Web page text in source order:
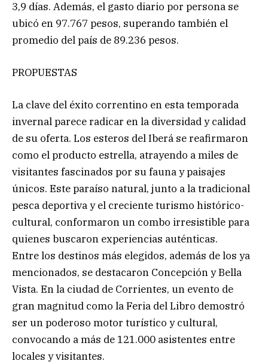
3,9 días. Además, el gasto diario por persona se
ubicó en 97.767 pesos, superando también el
promedio del país de 89.236 pesos.
PROPUESTAS
La clave del éxito correntino en esta temporada
invernal parece radicar en la diversidad y calidad
de su oferta. Los esteros del Iberá se reafirmaron
como el producto estrella, atrayendo a miles de
visitantes fascinados por su fauna y paisajes
únicos. Este paraíso natural, junto a la tradicional
pesca deportiva y el creciente turismo histórico-
cultural, conformaron un combo irresistible para
quienes buscaron experiencias auténticas.
Entre los destinos más elegidos, además de los ya
mencionados, se destacaron Concepción y Bella
Vista. En la ciudad de Corrientes, un evento de
gran magnitud como la Feria del Libro demostró
ser un poderoso motor turístico y cultural,
convocando a más de 121.000 asistentes entre
locales y visitantes.